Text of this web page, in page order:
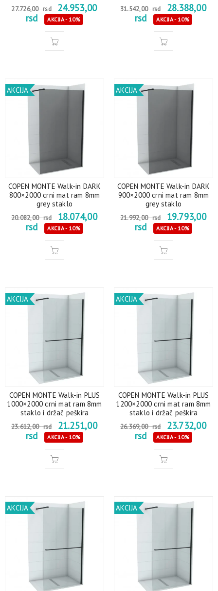
27.726,00rsd
24.953,00
rsd
AKCIJA - 10%
31.542,00rsd
28.388,00
rsd
AKCIJA - 10%
AKCIJA
COPEN MONTE Walk-in DARK
800×2000 crni mat ram 8mm
grey staklo
20.082,00rsd
18.074,00
rsd
AKCIJA - 10%
AKCIJA
COPEN MONTE Walk-in DARK
900×2000 crni mat ram 8mm
grey staklo
21.992,00rsd
19.793,00
rsd
AKCIJA - 10%
AKCIJA
COPEN MONTE Walk-in PLUS
1000×2000 crni mat ram 8mm
staklo i držač peškira
23.612,00rsd
21.251,00
rsd
AKCIJA - 10%
AKCIJA
COPEN MONTE Walk-in PLUS
1200×2000 crni mat ram 8mm
staklo i držač peškira
26.369,00rsd
23.732,00
rsd
AKCIJA - 10%
AKCIJA AKCIJA